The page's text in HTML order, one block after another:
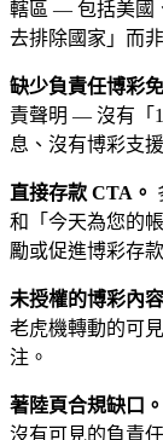
轄區 — 包括美國
去排除國家」而
缺少負責任博彩
責聲明 — 沒有「
息、沒有博彩支
直接存款 CTA。
和「今天為您的
勵或促進博彩存
未授權的博彩內容
老虎機轉動的可
注。
著陸頁合規缺口。
沒有可見的負責